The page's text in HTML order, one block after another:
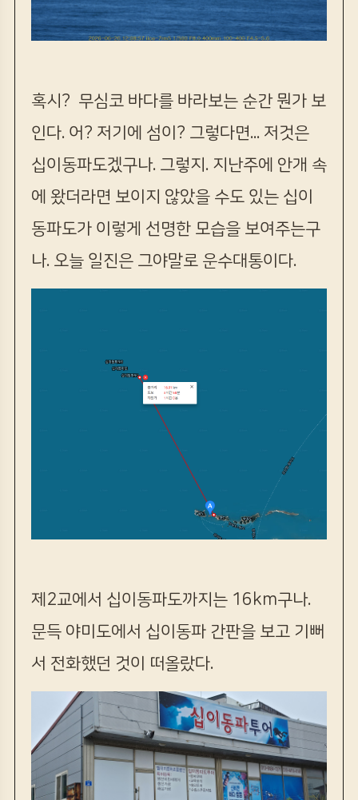
혹시? 무심코 바다를 바라보는 순간 뭔가 보
인다. 어? 저기에 섬이? 그렇다면... 저것은
십이동파도겠구나. 그렇지. 지난주에 안개 속
에 왔더라면 보이지 않았을 수도 있는 십이
동파도가 이렇게 선명한 모습을 보여주는구
나. 오늘 일진은 그야말로 운수대통이다.
제2교에서 십이동파도까지는 16km구나.
문득 야미도에서 십이동파 간판을 보고 기뻐
서 전화했던 것이 떠올랐다.